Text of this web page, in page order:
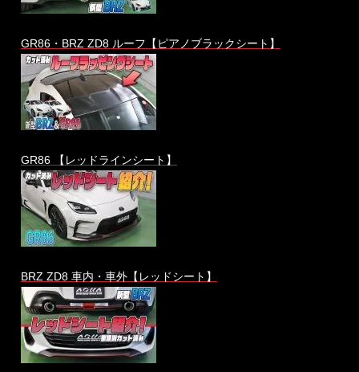
GR86・BRZ ZD8 ルーフ【ピアノブラックシート】
GR86 【レッドラインシート】
BRZ ZD8 車内・車外【レッドシート】